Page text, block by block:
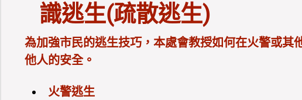
識逃生(疏散逃生)
為加強市民的逃生技巧，本處會教授如何在火警或
他人的安全。
火警逃生